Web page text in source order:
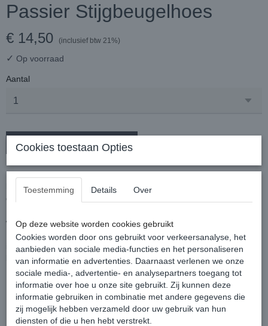
Passier Stijgbeugelhoes
€ 14,50 (inclusief btw 21%)
✓ Op voorraad
Aantal
In winkelwagen
Deze beugelhoes heeft een robuuste, hoogwaardige ripstop
buitenkant (waterafstotend) en een zachte katoenen voering aan
de binnenkant.
waardevolle leer van je zadel te beschermen tegen krassen.
De hoes heeft een praktische elastische band aan de bovenkant en
in het midden een opening voor het bevestigen van de
beugelriemen.
Cookies toestaan Opties
Toestemming Details Over
Op deze website worden cookies gebruikt
Cookies worden door ons gebruikt voor verkeersanalyse, het
aanbieden van sociale media-functies en het personaliseren
van informatie en advertenties. Daarnaast verlenen we onze
sociale media-, advertentie- en analysepartners toegang tot
informatie over hoe u onze site gebruikt. Zij kunnen deze
informatie gebruiken in combinatie met andere gegevens die
zij mogelijk hebben verzameld door uw gebruik van hun
diensten of die u hen hebt verstrekt.